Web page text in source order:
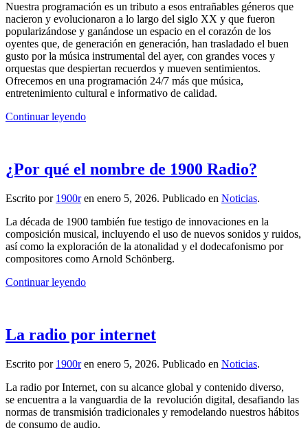
Nuestra programación es un tributo a esos entrañables géneros que
nacieron y evolucionaron a lo largo del siglo XX y que fueron
popularizándose y ganándose un espacio en el corazón de los
oyentes que, de generación en generación, han trasladado el buen
gusto por la música instrumental del ayer, con grandes voces y
orquestas que despiertan recuerdos y mueven sentimientos.
Ofrecemos en una programación 24/7 más que música,
entretenimiento cultural e informativo de calidad.
Continuar leyendo
¿Por qué el nombre de 1900 Radio?
Escrito por 1900ren enero 5, 2026. Publicado en Noticias.
La década de 1900 también fue testigo de innovaciones en la
composición musical, incluyendo el uso de nuevos sonidos y ruidos,
así como la exploración de la atonalidad y el dodecafonismo por
compositores como Arnold Schönberg.
Continuar leyendo
La radio por internet
Escrito por 1900ren enero 5, 2026. Publicado en Noticias.
La radio por Internet, con su alcance global y contenido diverso,
se encuentra a la vanguardia de la revolución digital, desafiando las
normas de transmisión tradicionales y remodelando nuestros hábitos
de consumo de audio.